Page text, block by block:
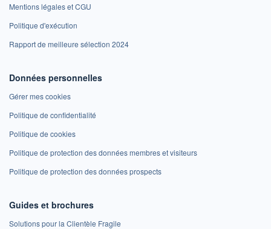
Mentions légales et CGU
Politique d'exécution
Rapport de meilleure sélection 2024
Données personnelles
Gérer mes cookies
Politique de confidentialité
Politique de cookies
Politique de protection des données membres et visiteurs
Politique de protection des données prospects
Guides et brochures
Solutions pour la Clientèle Fragile